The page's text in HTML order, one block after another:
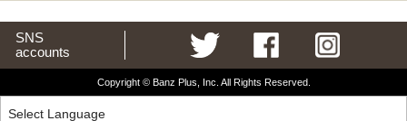
SNS
accounts
Copyright © Banz Plus, Inc. All Rights Reserved.